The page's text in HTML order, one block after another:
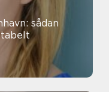
sådan